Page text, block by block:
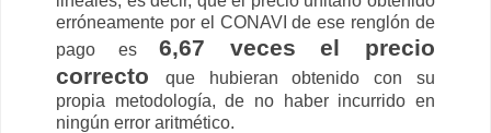
erróneamente por el CONAVI de ese renglón de
pago es6,67 veces el precio
correcto
que hubieran obtenido con su
propia metodología, de no haber incurrido en
ningún error aritmético.